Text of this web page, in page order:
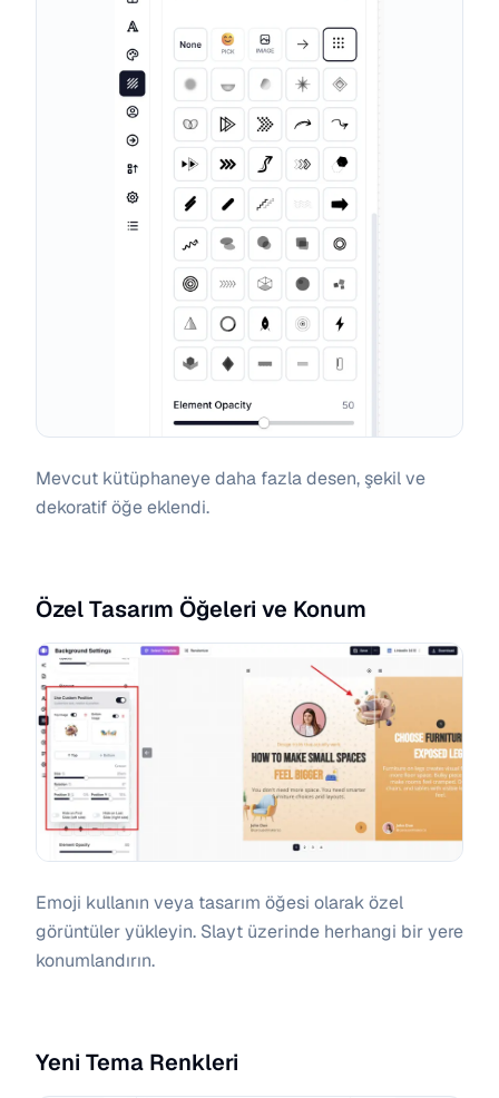
Mevcut kütüphaneye daha fazla desen, şekil ve
dekoratif öğe eklendi.
Özel Tasarım Öğeleri ve Konum
Emoji kullanın veya tasarım öğesi olarak özel
görüntüler yükleyin. Slayt üzerinde herhangi bir yere
konumlandırın.
Yeni Tema Renkleri